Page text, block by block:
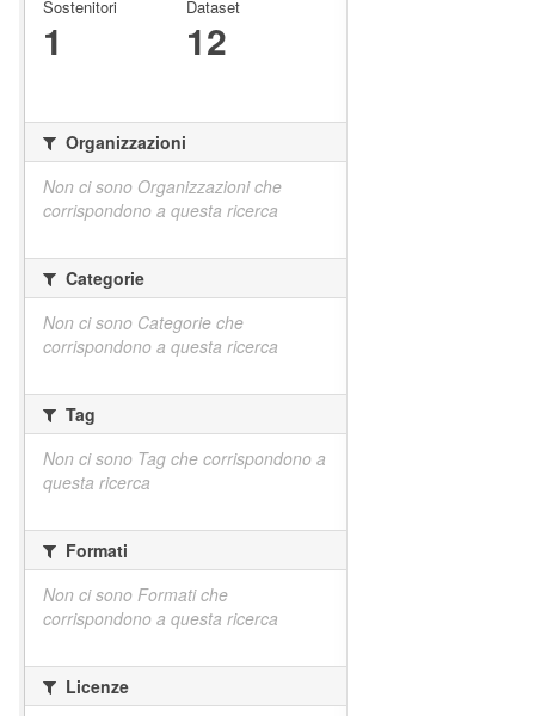
Sostenitori
1
Dataset
12
Organizzazioni
Non ci sono Organizzazioni che
corrispondono a questa ricerca
Categorie
Non ci sono Categorie che
corrispondono a questa ricerca
Tag
Non ci sono Tag che corrispondono a
questa ricerca
Formati
Non ci sono Formati che
corrispondono a questa ricerca
Licenze